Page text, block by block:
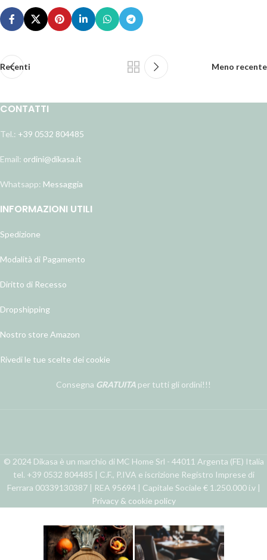
Recenti Meno recente
CONTATTI
Tel.: +39 0532 804485
Email: ordini@dikasa.it
Whatsapp: Messaggia
INFORMAZIONI UTILI
Spedizione
Modalità di Pagamento
Diritto di Recesso
Dropshipping
Nostro store Amazon
Rivedi le tue scelte dei cookie
Consegna GRATUITA per tutti gli ordini!!!
© 2024 Dikasa è un marchio di MC Home Srl - 44011 Argenta (FE) Italia
tel. +39 0532 804485 | C.F., P.IVA e iscrizione Registro Imprese di
Ferrara 00339130387 | REA 95694 | Capitale Sociale € 1.250.000 i.v |
Privacy & cookie policy